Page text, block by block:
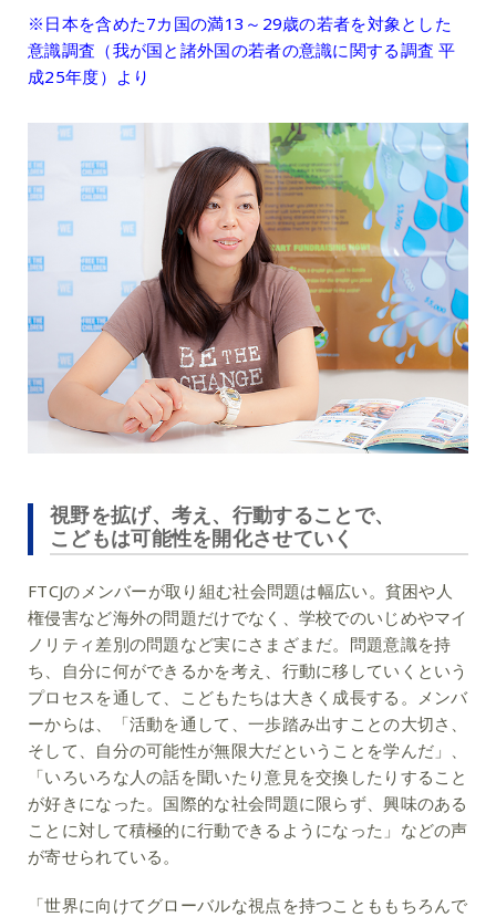
※日本を含めた7カ国の満13～29歳の若者を対象とした
意識調査（我が国と諸外国の若者の意識に関する調査 平
成25年度）より
視野を拡げ、考え、行動することで、
こどもは可能性を開化させていく
FTCJのメンバーが取り組む社会問題は幅広い。貧困や人
権侵害など海外の問題だけでなく、学校でのいじめやマイ
ノリティ差別の問題など実にさまざまだ。問題意識を持
ち、自分に何ができるかを考え、行動に移していくという
プロセスを通して、こどもたちは大きく成長する。メンバ
ーからは、「活動を通して、一歩踏み出すことの大切さ、
そして、自分の可能性が無限大だということを学んだ」、
「いろいろな人の話を聞いたり意見を交換したりすること
が好きになった。国際的な社会問題に限らず、興味のある
ことに対して積極的に行動できるようになった」などの声
が寄せられている。
「世界に向けてグローバルな視点を持つことももちろんで